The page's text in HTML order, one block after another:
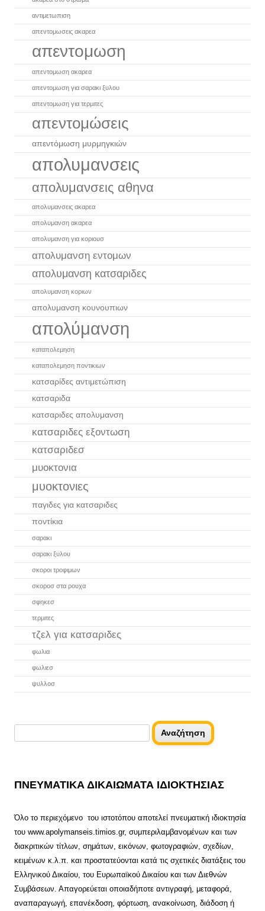
αντιμετωπιση
απεντομωσεις ακαρεα
απεντομωση
απεντομωση ακαρεα
απεντομωση για σαρακι ξυλου
απεντομωση για τερμιτες
απεντομώσεις
απεντόμωση μυρμηγκιών
απολυμανσεις
απολυμανσεις αθηνα
απολυμανσεις ακαρεα
απολυμανση ακαρεα
απολυμανση για κοριουσ
απολυμανση εντομων
απολυμανση κατσαριδες
απολυμανση κοριων
απολυμανση κουνουπιων
απολύμανση
καταπολεμηση
καταπολεμηση ποντικιων
κατσαρίδες αντιμετώπιση
κατσαριδα
κατσαριδες απολυμανση
κατσαριδες εξοντωση
κατσαριδεσ
μυοκτονια
μυοκτονιες
παγιδες για κατσαριδες
ποντίκια
σαρακι
σαρακι ξυλου
σκοροι τροφιμων
σκοροσ στα ρουχα
σφηκεσ
τερμιτες
τζελ για κατσαριδες
φωλια
φωλιεσ
ψυλλοσ
Αναζήτηση
για:
ΠΝΕΥΜΑΤΙΚΆ ΔΙΚΑΙΏΜΑΤΑ ΙΔΙΟΚΤΗΣΊΑΣ
Όλο το περιεχόμενο του ιστοτόπου αποτελεί πνευματική ιδιοκτησία
του www.apolymanseis.timios.gr, συμπεριλαμβανομένων και των
διακριτικών τίτλων, σημάτων, εικόνων, φωτογραφιών, σχεδίων,
κειμένων κ.λ.π. και προστατεύονται κατά τις σχετικές διατάξεις του
Ελληνικού Δικαίου, του Ευρωπαϊκού Δικαίου και των Διεθνών
Συμβάσεων. Απαγορεύεται οποιαδήποτε αντιγραφή, μεταφορά,
αναπαραγωγή, επανέκδοση, φόρτωση, ανακοίνωση, διάδοση ή